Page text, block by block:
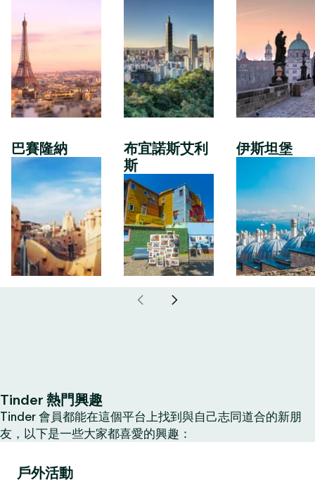
巴賽隆納
布宜諾斯艾利
斯
伊斯坦堡
Tinder 熱門興趣
Tinder 會員都能在這個平台上找到與自己志同道合的新朋
友，以下是一些大家都喜愛的興趣：
戶外活動